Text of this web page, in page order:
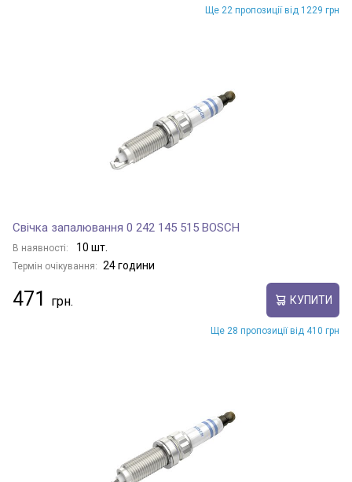
Ще 22 пропозиції від 1229 грн
Свічка запалювання 0 242 145 515 BOSCH
В наявності: 10 шт.
Термін очікування: 24 години
471 КУПИТИ
Ще 28 пропозиції від 410 грн